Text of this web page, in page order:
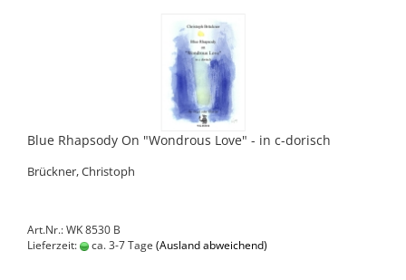
Blue Rhapsody On "Wondrous Love" - in c-dorisch
Brückner, Christoph
Art.Nr.: WK 8530 B
Lieferzeit:
ca. 3-7 Tage (Ausland abweichend)